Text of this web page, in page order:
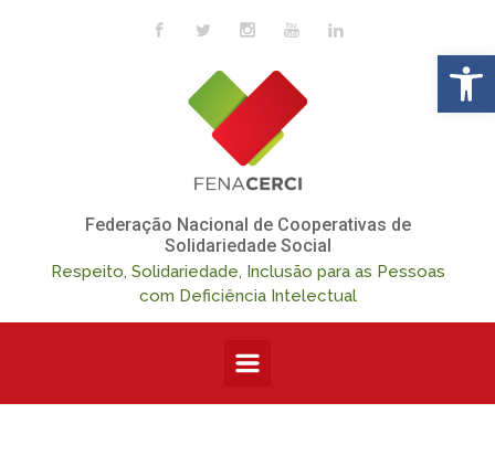
Skip to main content
Federação Nacional de Cooperativas de
Solidariedade Social
Respeito, Solidariedade, Inclusão para as Pessoas
com Deficiência Intelectual